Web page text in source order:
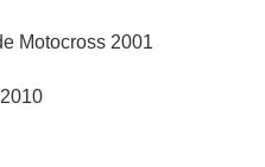
Motocross 2001